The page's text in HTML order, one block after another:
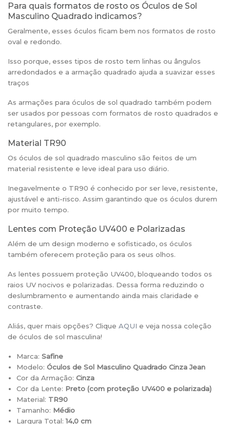
Para quais formatos de rosto os Óculos de Sol
Masculino Quadrado indicamos?
Geralmente, esses óculos ficam bem nos formatos de rosto
oval e redondo.
Isso porque, esses tipos de rosto tem linhas ou ângulos
arredondados e a armação quadrado ajuda a suavizar esses
traços
As armações para óculos de sol quadrado também podem
ser usados por pessoas com formatos de rosto quadrados e
retangulares, por exemplo.
Material TR90
Os óculos de sol quadrado masculino são feitos de um
material resistente e leve ideal para uso diário.
Inegavelmente o TR90 é conhecido por ser leve, resistente,
ajustável e anti-risco. Assim garantindo que os óculos durem
por muito tempo.
Lentes com Proteção UV400 e Polarizadas
Além de um design moderno e sofisticado, os óculos
também oferecem proteção para os seus olhos.
As lentes possuem proteção UV400, bloqueando todos os
raios UV nocivos e polarizadas. Dessa forma reduzindo o
deslumbramento e aumentando ainda mais claridade e
contraste.
Aliás, quer mais opções? Clique AQUI e veja nossa coleção
de óculos de sol masculina!
Marca:Safine
Modelo:Óculos de Sol Masculino Quadrado Cinza Jean
Cor da Armação: Cinza
Cor da Lente: Preto (com proteção UV400 e polarizada)
Material: TR90
Tamanho: Médio
Largura Total:14,0 cm